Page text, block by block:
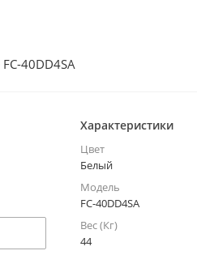
40DD4SA
Характеристики
Цвет
Белый
Модель
FC-40DD4SA
Вес (Кг)
44